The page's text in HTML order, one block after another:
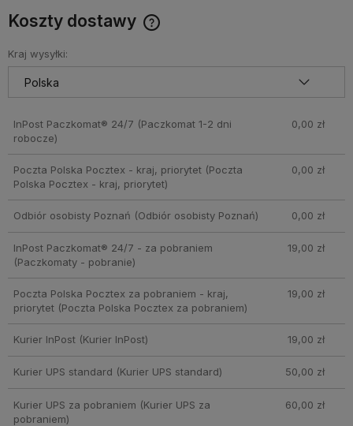
Koszty dostawy
Kraj wysyłki:
InPost Paczkomat® 24/7 (Paczkomat 1-2 dni
robocze)
0,00 zł
Poczta Polska Pocztex - kraj, priorytet(Poczta
Polska Pocztex - kraj, priorytet)
0,00 zł
Odbiór osobisty Poznań (Odbiór osobisty Poznań) 0,00 zł
InPost Paczkomat® 24/7 - za pobraniem
(Paczkomaty - pobranie)
19,00 zł
Poczta Polska Pocztex za pobraniem - kraj,
priorytet(Poczta Polska Pocztex za pobraniem)
19,00 zł
Kurier InPost(Kurier InPost) 19,00 zł
Kurier UPS standard (Kurier UPS standard) 50,00 zł
Kurier UPS za pobraniem (Kurier UPS za
pobraniem)
60,00 zł